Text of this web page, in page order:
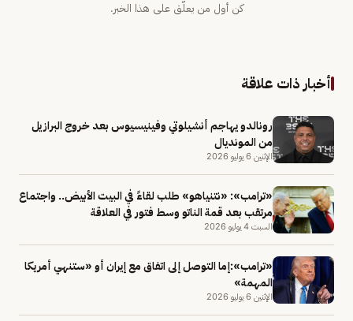
كن أول من يعلّق على هذا الخبر.
أخبار ذات علاقة
رونالدو يهاجم أنشيلوتي وفينيسيوس بعد خروج البرازيل
من المونديال
الإثنين 6 يوليو 2026
«ترامب»: «نتنياهو» طلب لقاءً في البيت الأبيض.. واجتماع
مرتقب بعد قمة الناتو وسط فتور في العلاقة
السبت 4 يوليو 2026
«ترامب»:إما التوصل إلى اتفاق مع إيران أو «ستنهي أمريكا
المهمة»
الإثنين 6 يوليو 2026